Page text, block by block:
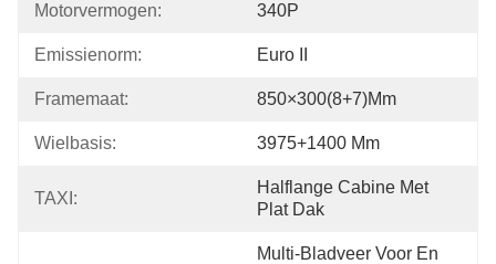
Motorvermogen: 340P
Emissienorm: Euro II
Framemaat: 850×300(8+7)mm
Wielbasis: 3975+1400 Mm
TAXI:
Halflange Cabine Met
Plat Dak
Multi-Bladveer Voor En